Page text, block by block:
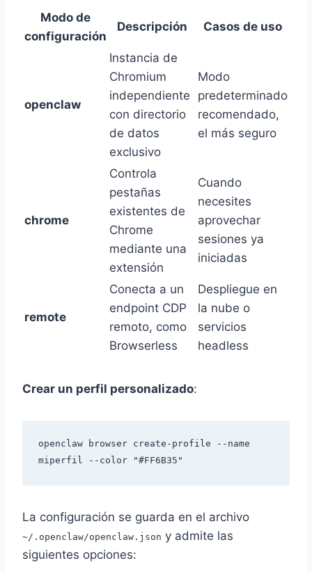
Modo de
configuración
Descripción Casos de uso
openclaw
Instancia de
Chromium
independiente
con directorio
de datos
exclusivo
Modo
predeterminado
recomendado,
el más seguro
chrome
Controla
pestañas
existentes de
Chrome
mediante una
extensión
Cuando
necesites
aprovechar
sesiones ya
iniciadas
remote
Conecta a un
endpoint CDP
remoto, como
Browserless
Despliegue en
la nube o
servicios
headless
Crear un perfil personalizado:
openclaw browser create-profile --name
La configuración se guarda en el archivo
~/.openclaw/openclaw.json y admite las
siguientes opciones: